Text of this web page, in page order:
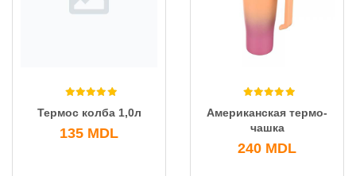
Термос колба 1,0л
135 MDL
Американская термо-
чашка
240 MDL